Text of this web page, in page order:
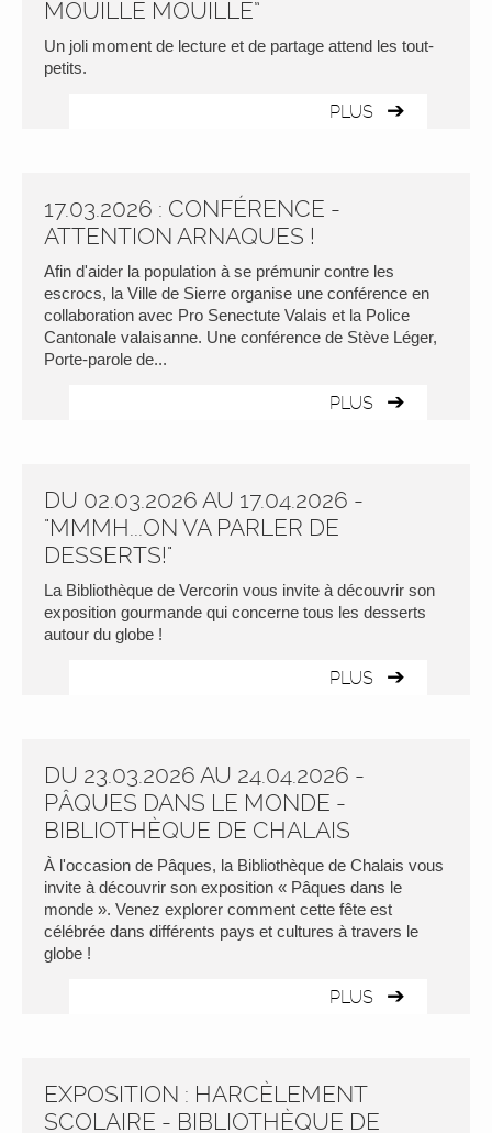
MOUILLE MOUILLE”
Un joli moment de lecture et de partage attend les tout-
petits.
PLUS
17.03.2026 : CONFÉRENCE -
ATTENTION ARNAQUES !
Afin d'aider la population à se prémunir contre les
escrocs, la Ville de Sierre organise une conférence en
collaboration avec Pro Senectute Valais et la Police
Cantonale valaisanne. Une conférence de Stève Léger,
Porte-parole de...
PLUS
DU 02.03.2026 AU 17.04.2026 -
"MMMH...ON VA PARLER DE
DESSERTS!"
La Bibliothèque de Vercorin vous invite à découvrir son
exposition gourmande qui concerne tous les desserts
autour du globe !
PLUS
DU 23.03.2026 AU 24.04.2026 -
PÂQUES DANS LE MONDE -
BIBLIOTHÈQUE DE CHALAIS
À l'occasion de Pâques, la Bibliothèque de Chalais vous
invite à découvrir son exposition « Pâques dans le
monde ». Venez explorer comment cette fête est
célébrée dans différents pays et cultures à travers le
globe !
PLUS
EXPOSITION : HARCÈLEMENT
SCOLAIRE - BIBLIOTHÈQUE DE